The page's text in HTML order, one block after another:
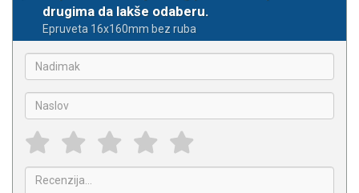
drugima da lakše odaberu.
Epruveta 16x160mm bez ruba